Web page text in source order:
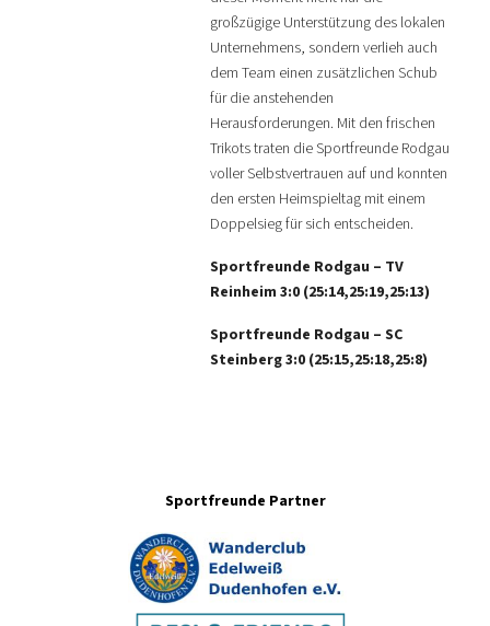
großzügige Unterstützung des lokalen
Unternehmens, sondern verlieh auch
dem Team einen zusätzlichen Schub
für die anstehenden
Herausforderungen. Mit den frischen
Trikots traten die Sportfreunde Rodgau
voller Selbstvertrauen auf und konnten
den ersten Heimspieltag mit einem
Doppelsieg für sich entscheiden.
Sportfreunde Rodgau – TV
Reinheim 3:0 (25:14,25:19,25:13)
Sportfreunde Rodgau – SC
Steinberg 3:0 (25:15,25:18,25:8)
Sportfreunde Partner